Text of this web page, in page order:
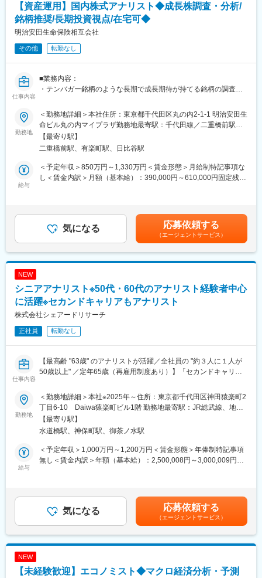
■働き方：
・入社当初は、当社の業務習得のため出社を推奨しております
が、社内のネットワークを構築できれば、在宅勤務中心で問題あ
・当社の研究員の多くは在宅勤務中心で、平均的には、週１～２
す。
・研究員（プロジェクトの担当パートにおける主担当）
・副主任研究員（プロジェクトリーダーとして、プロジェクト全
体のマネジメントを担う）
期待役割：主任研究員や副主任研究員等の指導のもと、プロジェ
に、
具体的な専門性を身につけていくことが期待されるポジションで
を利用し、幅広いクライアントからの案件を受注しています。
■社風：社風としては、チームワークを重視し互いに助け合う風土
から積極的に行動を起こす文化も特徴的です。中には休職して大
■長期就業が可能：離職率は低く、長期的に社内においてスキルア
ップ・キャリアアップがイメージできる環境です。
変更の範囲：会社の定める業務
記です。
【資産運用】国内株式アナリスト◆成長株調査・分析/
銘柄推奨/長期投資視点/在宅可◆
明治安田生命保険相互会社
その他 転勤なし
仕事内容
■業務内容：
・テンバガー銘柄のような長期で成長期待が持てる銘柄の調査・
・ファンド・ポートフォリオマネジャーへの銘柄推奨、投資アイ
デアの提案
■配属部門：
・株式投資部：30名程度
・20代～50代と幅広い年代の方、かつ中途入社者もご活躍してい
る環境です。
■働き方について：
り組める環境です。
■キャリアパス：
数年に一度、資産運用分野の部署を中心に人事異動の可能性がご
■魅力：
生保資金は長期であるため、短期の相場動向に左右されることな
く、中長期的な企業価値向上の観点から調査・分析に取組むこと
また、データ分析スキル習得のための研修や、語学習得の支援な
変更の範囲：会社の定める業務
勤務地
＜勤務地詳細＞本社住所：東京都千代田区丸の内2-1-1 明治安田生
命ビル丸の内マイプラザ勤務地最寄駅：千代田線／二重橋前駅受
動喫煙対策：敷地内全面禁煙変更の範囲：会社の定める事業所
（リモートワーク含む）
【最寄り駅】
二重橋前駅、有楽町駅、日比谷駅
給与
＜予定年収＞850万円～1,330万円＜賃金形態＞月給制特記事項な
し＜賃金内訳＞月額（基本給）：390,000円～610,000円固定残業
給与補足＞※業務効率化加算給は、45時間相当分として支給いた
します。※上記時間を超えた分については別途支給いたします。賃
金はあくまでも目安の金額であり、選考を通じて上下する可能性
があります。月給(月額)は固定手当を含めた表記です。
気になる 応募依頼する
（エージェントサービス）
NEW
シニアアナリスト※50代・60代のアナリスト経験者中心
に活躍※セカンドキャリアもアナリスト
株式会社シェアードリサーチ
正社員 転勤なし
仕事内容
【最高齢 "63歳" のアナリストが活躍／全社員の "約３人に１人が
50歳以上" ／定年65歳（再雇用制度あり）】「セカンドキャリア
か？
企業の事業・業界・財務分析などに長年携わり、定年を見据えて
転職活動中の方、または定年を迎え次を模索しているあなたへ。
以下と近しい【本音】をお持ちであれば、ぜひ応募をご検討くだ
さい！
【第二の人生も、20年以上培ってきた経験を生かしたい】
◆私たちは、世界の投資家に企業の本質を伝えるリサーチ会社で
国6,800を超える機関投資家のほか、多くの個人投資家にも活用さ
勤務地
＜勤務地詳細＞本社※2025年～住所：東京都千代田区神田猿楽町2
丁目6-10 Daiwa猿楽町ビル1階 勤務地最寄駅：JR総武線、地下
鉄三田線線／水道橋駅駅受動喫煙対策：屋内全面禁煙
【最寄り駅】
水道橋駅、神保町駅、御茶ノ水駅
給与
＜予定年収＞1,000万円～1,200万円＜賃金形態＞年俸制特記事項
無し＜賃金内訳＞年額（基本給）：2,500,008円～3,000,009円そ
分：28,285円・シニアアナリスト手当：83,334円～・暫定インセ
ンティブ20社分：333,334円～固定時間を超える労働を行った場
合は手当を追加支給する旨担当企業1社につき年俸50万円で、担
当20社を目指していただきます。賃金はあくまでも目安の金額で
あり、選考を通じて上下する可能性があります。月給(月額)は固定
気になる 応募依頼する
（エージェントサービス）
NEW
【未経験歓迎】エコノミスト◆マクロ経済分析・予測